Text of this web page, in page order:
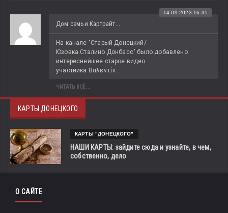
Дом семьи Картрайт...
14.09.2023 16:35
На канале "Старый Донецкий/
Юзовка.Сталино.Донбасс" было добавлено
интереснейшее старое видео
участника Βαλεντίν...
ЧИТАТЬ ВСЁ...
КАРТЫ ДОНЕЦКОГО
КАРТЫ "ДОНЕЦКОГО"
НАШИ КАРТЫ: зайдите сюда и узнайте, в чем,
собственно, дело
О САЙТЕ